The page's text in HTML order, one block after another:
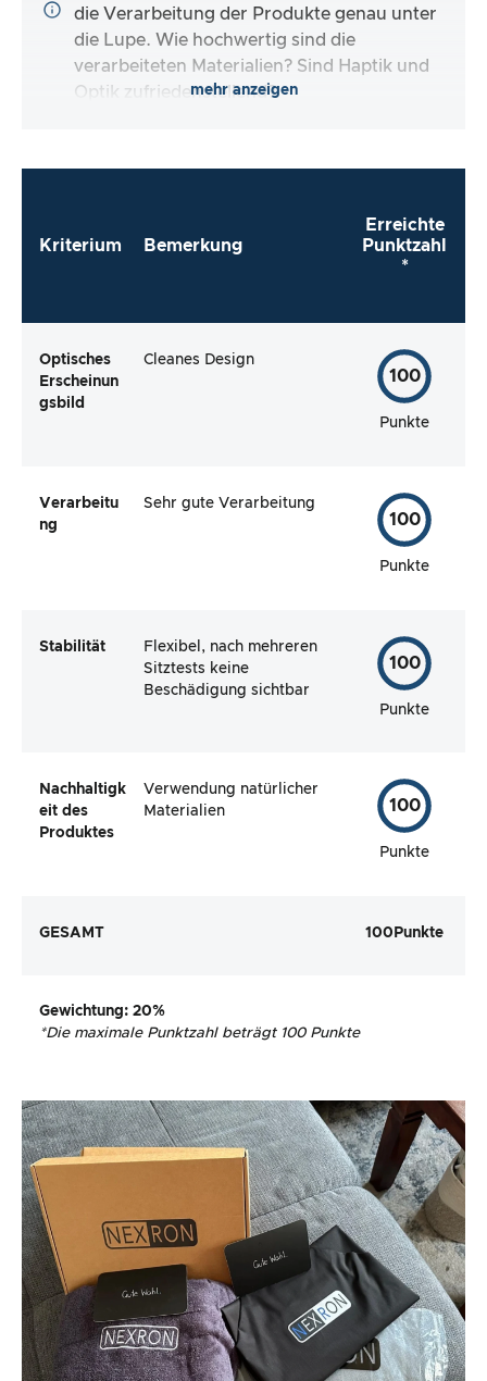
die Verarbeitung der Produkte genau unter
die Lupe. Wie hochwertig sind die
verarbeiteten Materialien? Sind Haptik und
Optik zufriedenstellend?
mehr anzeigen
Kriterium Bemerkung
Erreichte
Punktzahl
*
Optisches
Erscheinun
gsbild
Cleanes Design
100
Punkte
Verarbeitu
ng
Sehr gute Verarbeitung
100
Punkte
Stabilität
Flexibel, nach mehreren
Sitztests keine
Beschädigung sichtbar
100
Punkte
Nachhaltigk
eit des
Produktes
Verwendung natürlicher
Materialien
100
Punkte
GESAMT 100 Punkte
Gewichtung: 20%
*Die maximale Punktzahl beträgt 100 Punkte